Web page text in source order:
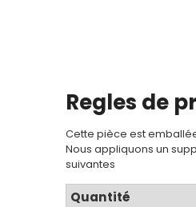
Regles de
Cette pièce est
Nous appliquons un
suivantes
Quantité